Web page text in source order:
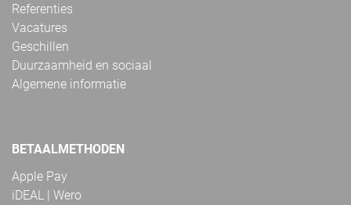
Referenties
Vacatures
Geschillen
Duurzaamheid en sociaal
Algemene informatie
BETAALMETHODEN
Apple Pay
iDEAL | Wero